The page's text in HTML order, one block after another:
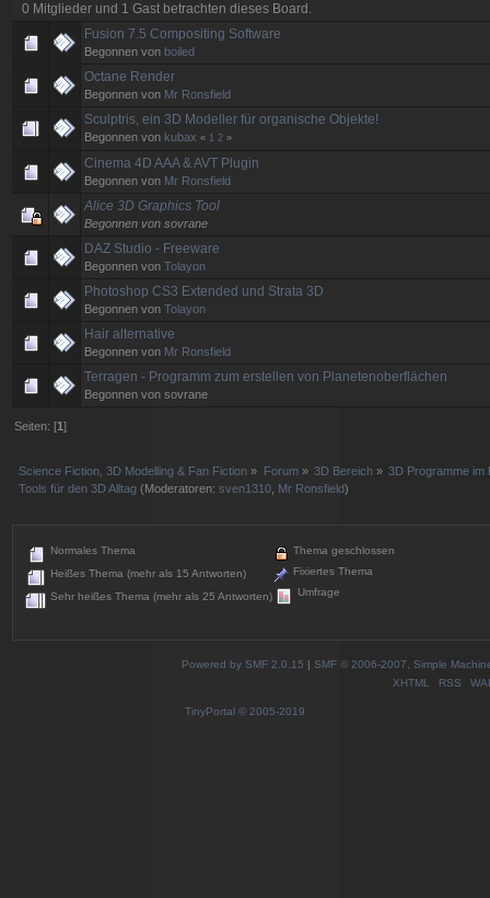
0 Mitglieder und 1 Gast betrachten dieses Board.
Fusion 7.5 Compositing Software
Begonnen von boiled
Octane Render
Begonnen von Mr Ronsfield
Sculptris, ein 3D Modeller für organische Objekte!
Begonnen von kubax « 1 2 »
Cinema 4D AAA & AVT Plugin
Begonnen von Mr Ronsfield
Alice 3D Graphics Tool
Begonnen von sovrane
DAZ Studio - Freeware
Begonnen vonTolayon
Photoshop CS3 Extended und Strata 3D
Begonnen vonTolayon
Hair alternative
Begonnen von Mr Ronsfield
Terragen - Programm zum erstellen von Planetenoberflächen
Begonnen von sovrane
Seiten: [1]
Science Fiction, 3D Modelling & Fan Fiction » Forum» 3D Bereich » 3D Programme im
Tools für den 3D Alltag (Moderatoren:sven1310 Mr Ronsfield)
Normales Thema
Heißes Thema (mehr als 15 Antworten)
Sehr heißes Thema (mehr als 25 Antworten)
Thema geschlossen
Fixiertes Thema
Umfrage
Powered by SMF 2.0.15 | SMF © 2006-2007, Simple
XHTML
RSS
TinyPortal © 2005-2019